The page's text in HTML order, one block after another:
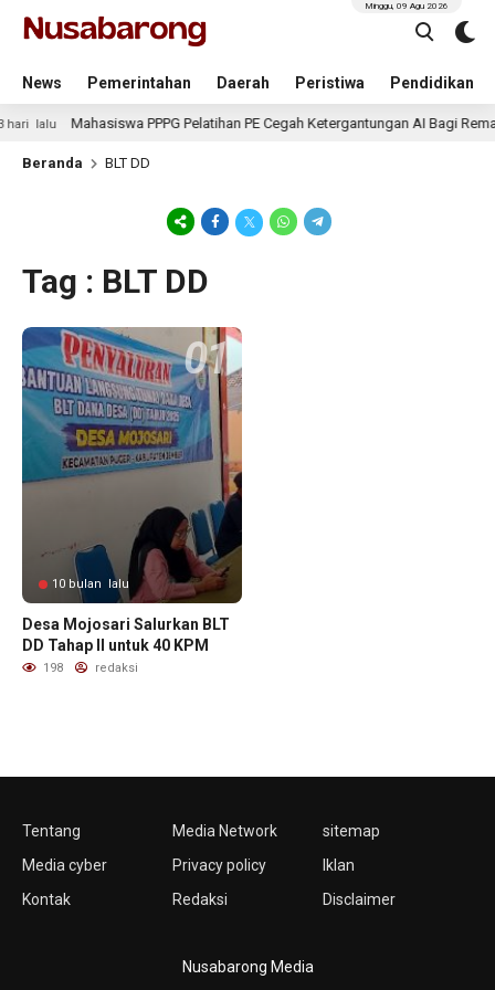
News Pemerintahan Daerah Peristiwa Pendidikan
Minggu, 09 Agu 2026
lalu Mahasiswa PPPG Pelatihan PE Cegah Ketergantungan AI Bagi
Beranda BLT DD
Tag : BLT DD
10 bulan lalu
Desa Mojosari Salurkan BLT
DD Tahap II untuk 40 KPM
198 redaksi
Tentang
Media cyber
Kontak
Media Network
Privacy policy
Redaksi
sitemap
Iklan
Disclaimer
Nusabarong Media